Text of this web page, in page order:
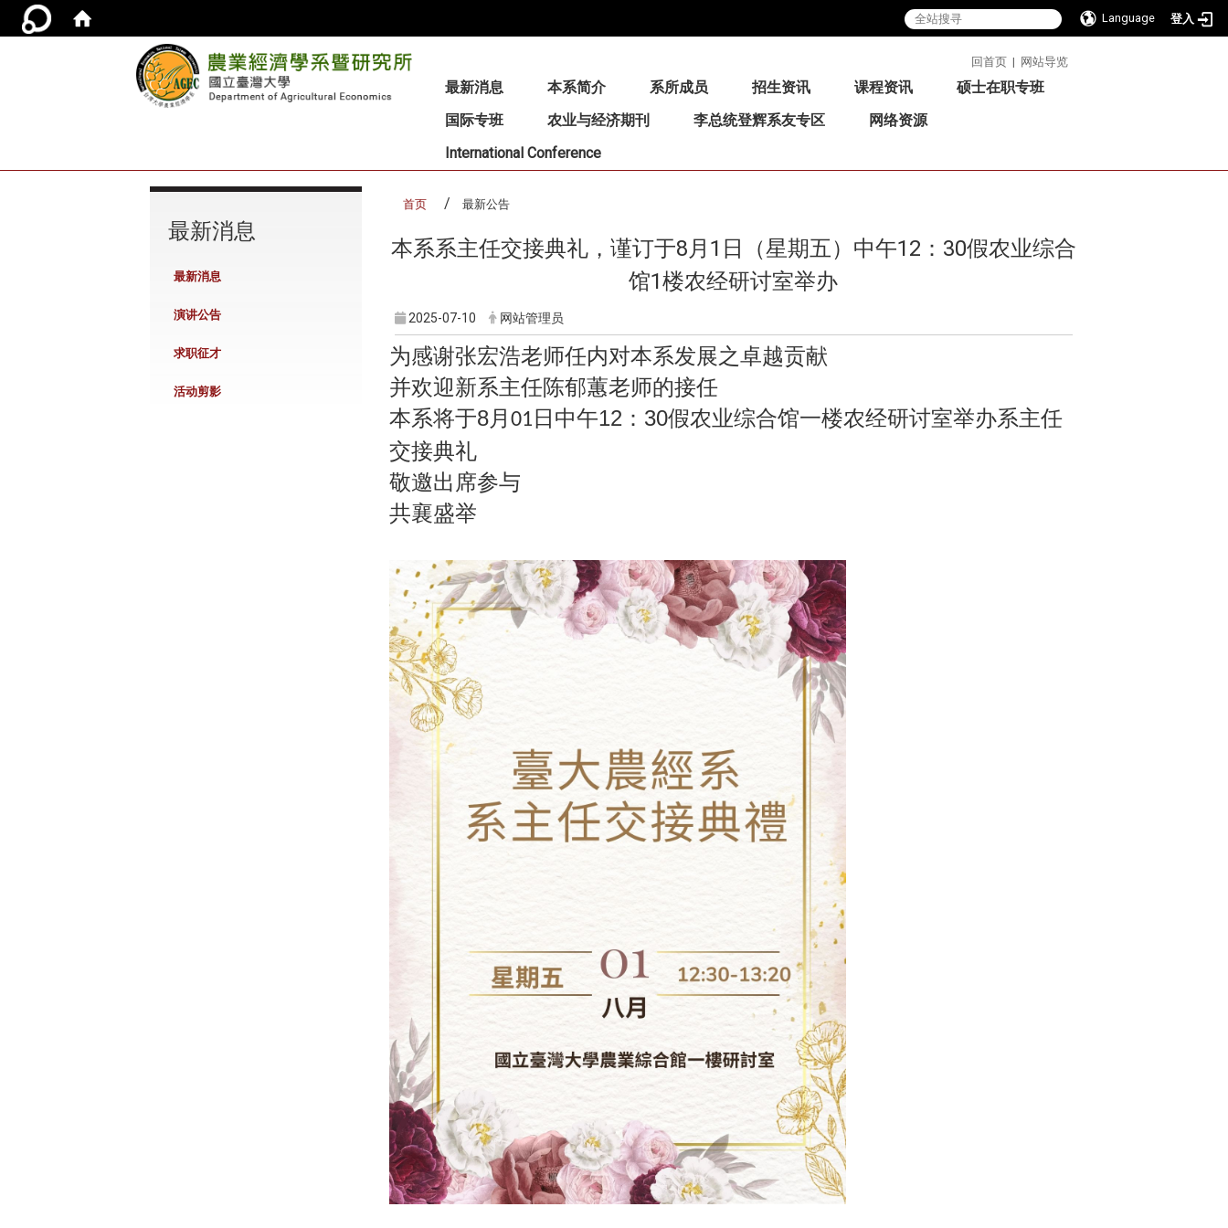
Language 登入
回首页 | 网站导览
最新消息 本系简介 系所成员 招生资讯 课程资讯
硕士在职专班
国际专班
农业与经济期刊 李总统登辉系友专区
网络资源
International Conference
最新消息
最新消息
演讲公告
求职征才
活动剪影
首页 最新公告
本系系主任交接典礼，谨订于8月1日（星期五）中午12：30假农业综合
馆1楼农经研讨室举办
2025-07-10 网站管理员
为感谢张宏浩老师任内对本系发展之卓越贡献
并欢迎新系主任陈郁蕙老师的接任
本系将于8月01日 中午12：30假农业综合馆一楼农经研讨室举办系主任
交接典礼
敬邀出席参与
共襄盛举